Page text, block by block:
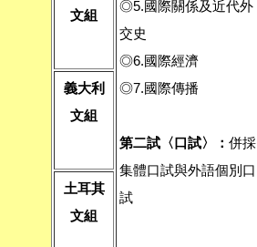
◎5.國際關係及近代外
交史
◎6.國際經濟
◎7.國際傳播
第二試〈口試〉： 併採
集體口試與外語個別口
試
文組
義大利
文組
土耳其
文組